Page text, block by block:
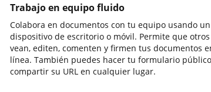
Trabajo en equipo fluido
Colabora en documentos con tu equipo usando un
dispositivo de escritorio o móvil. Permite que otros
vean, editen, comenten y firmen tus documentos
línea. También puedes hacer tu formulario
compartir su URL en cualquier lugar.